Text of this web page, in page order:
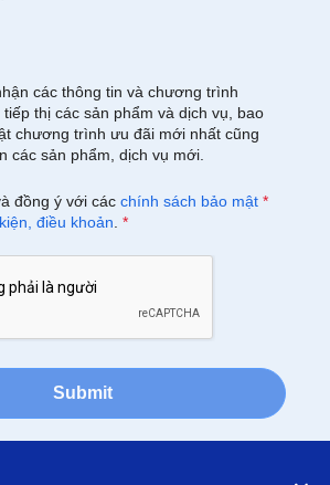
các thông tin và chương trình
tiếp thị các sản phẩm và dịch vụ, bao
chương trình ưu đãi mới nhất cũng
các sản phẩm, dịch vụ mới.
đồng ý với các chính sách bảo mật *
điều khoản *
Submit